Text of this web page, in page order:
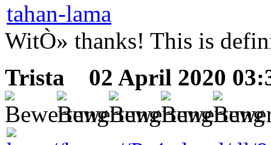
WitÒ» thanks! This is
Trista
02 April 2020